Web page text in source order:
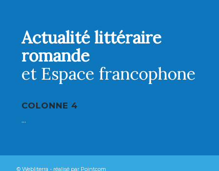
Actualité littéraire
romande
et Espace francophone
COLONNE 4
...
© Webliterra - réalisé par Pointcom